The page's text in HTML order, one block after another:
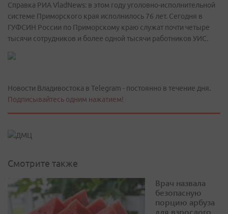
Справка РИА VladNews: в этом году уголовно-исполнительной
системе Приморского края исполнилось 76 лет. Сегодня в
ГУФСИН России по Приморскому краю служат почти четыре
тысячи сотрудников и более одной тысячи работников УИС.
Новости Владивостока в Telegram - постоянно в течение дня.
Подписывайтесь одним нажатием!
Смотрите также
Врач назвала
безопасную
порцию арбуза